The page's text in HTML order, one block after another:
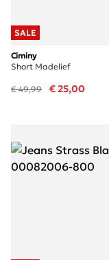
SALE
Ciminy
Short Madelief
€ 49,99 € 25,00